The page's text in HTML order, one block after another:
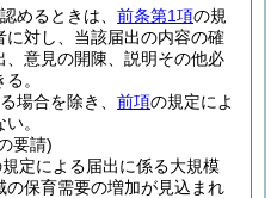
めるときは、 前条第1項の規
対し、当該届出の内容の確
意見の開陳、説明その他必
。
場合を除き、 前項の規定によ
。
要請)
定による届出に係る大規模
保育需要の増加が見込まれ